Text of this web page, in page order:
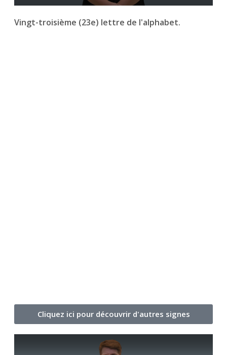
Vingt-troisième (23e) lettre de l'alphabet.
Cliquez ici pour découvrir d'autres signes